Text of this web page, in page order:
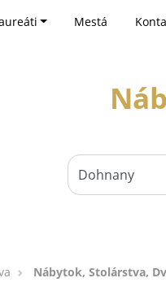
Mestá
Nábytok, Stolárstva,